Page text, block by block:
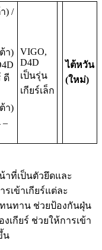
) /
า)
ดี
า)
–
VIGO,
D4D
เป็นรุ่น
เกียร์เล็ก
ไต้หวัน
(ใหม่)
าที่เป็นตัวยึดและ
เข้าเกียร์แต่ละ
นทาน ช่วยป้องกันฝุ่น
เกียร์ ช่วยให้การเข้า
น